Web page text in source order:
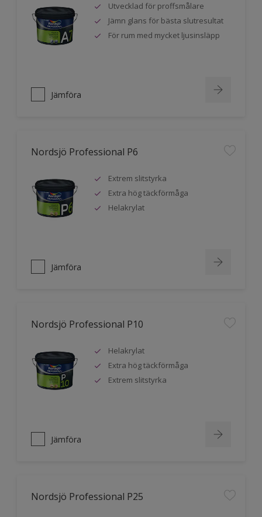
Utvecklad för proffsmålare
Jämn glans för bästa slutresultat
För rum med mycket ljusinsläpp
Jämföra
Nordsjö Professional P6
Extrem slitstyrka
Extra hög täckförmåga
Helakrylat
Jämföra
Nordsjö Professional P10
Helakrylat
Extra hög täckförmåga
Extrem slitstyrka
Jämföra
Nordsjö Professional P25